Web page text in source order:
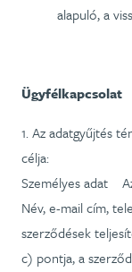
alapuló, a
Ügyfélkapcsolat
1. Az adatgyűjtés
célja:
Személyes adat
Név, e-mail cím,
szerződések
c) pontja, a